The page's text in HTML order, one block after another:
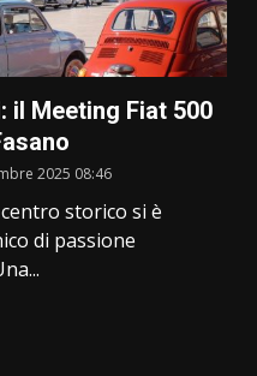
il Meeting Fiat 500
2025 08:46
storico si è
di passione